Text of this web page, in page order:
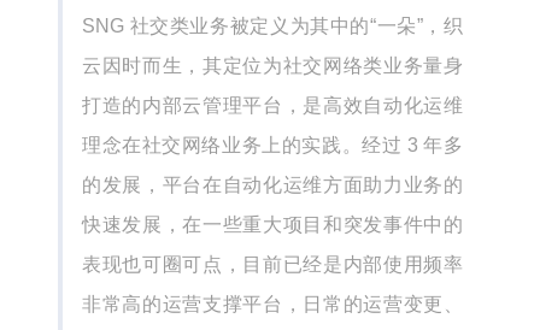
SNG 社交类业务被定义为其中的“一朵”，织
云因时而生，其定位为社交网络类业务量身
打造的内部云管理平台，是高效自动化运维
理念在社交网络业务上的实践。经过 3 年多
的发展，平台在自动化运维方面助力业务的
快速发展，在一些重大项目和突发事件中的
表现也可圈可点，目前已经是内部使用频率
非常高的运营支撑平台，日常的运营变更、